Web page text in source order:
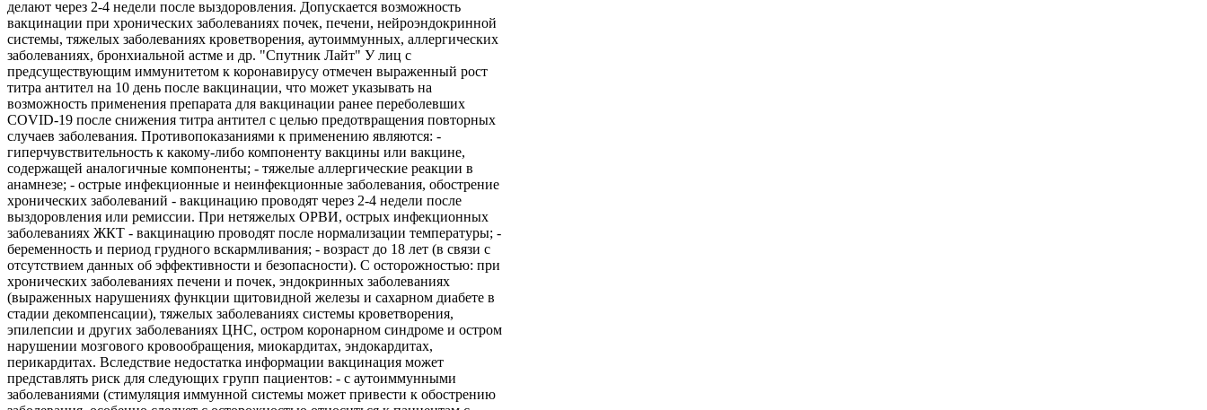
делают через 2-4 недели после выздоровления. Допускается возможность
вакцинации при хронических заболеваниях почек, печени, нейроэндокринной
системы, тяжелых заболеваниях кроветворения, аутоиммунных, аллергических
заболеваниях, бронхиальной астме и др. "Спутник Лайт" У лиц с
предсуществующим иммунитетом к коронавирусу отмечен выраженный рост
титра антител на 10 день после вакцинации, что может указывать на
возможность применения препарата для вакцинации ранее переболевших
COVID-19 после снижения титра антител с целью предотвращения повторных
случаев заболевания. Противопоказаниями к применению являются: -
гиперчувствительность к какому-либо компоненту вакцины или вакцине,
содержащей аналогичные компоненты; - тяжелые аллергические реакции в
анамнезе; - острые инфекционные и неинфекционные заболевания, обострение
хронических заболеваний - вакцинацию проводят через 2-4 недели после
выздоровления или ремиссии. При нетяжелых ОРВИ, острых инфекционных
заболеваниях ЖКТ - вакцинацию проводят после нормализации температуры; -
беременность и период грудного вскармливания; - возраст до 18 лет (в связи с
отсутствием данных об эффективности и безопасности). С осторожностью: при
хронических заболеваниях печени и почек, эндокринных заболеваниях
(выраженных нарушениях функции щитовидной железы и сахарном диабете в
стадии декомпенсации), тяжелых заболеваниях системы кроветворения,
эпилепсии и других заболеваниях ЦНС, остром коронарном синдроме и остром
нарушении мозгового кровообращения, миокардитах, эндокардитах,
перикардитах. Вследствие недостатка информации вакцинация может
представлять риск для следующих групп пациентов: - с аутоиммунными
заболеваниями (стимуляция иммунной системы может привести к обострению